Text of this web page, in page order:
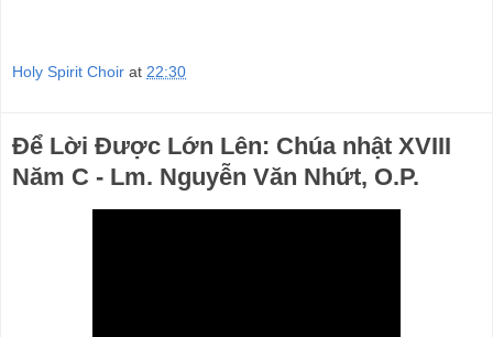
Holy Spirit Choir at 22:30
Để Lời Được Lớn Lên: Chúa nhật XVIII
Năm C - Lm. Nguyễn Văn Nhứt, O.P.